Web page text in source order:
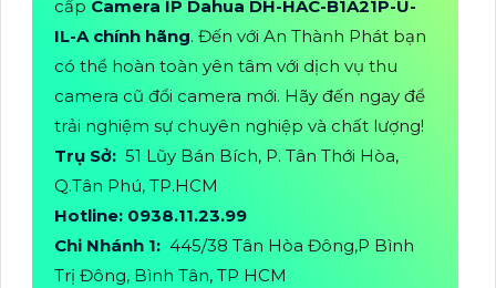
cấp Camera IP Dahua DH-HAC-B1A21P-U-
IL-A chính hãng. Đến với An Thành Phát bạn
có thể hoàn toàn yên tâm với dịch vụ thu
camera cũ đổi camera mới. Hãy đến ngay để
trải nghiệm sự chuyên nghiệp và chất lượng!
Trụ Sở: 51 Lũy Bán Bích, P. Tân Thới Hòa,
Q.Tân Phú, TP.HCM
Hotline: 0938.11.23.99
Chi Nhánh 1: 445/38 Tân Hòa Đông,P Bình
Trị Đông, Bình Tân, TP HCM